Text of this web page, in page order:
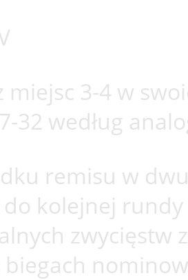
miejsc 3-4 w
32 według
remisu w
do kolejnej
zwycięstw
biegach